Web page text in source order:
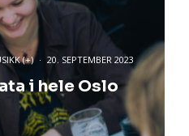
(+) · 20. SEPTEMBER 2023
i hele Oslo